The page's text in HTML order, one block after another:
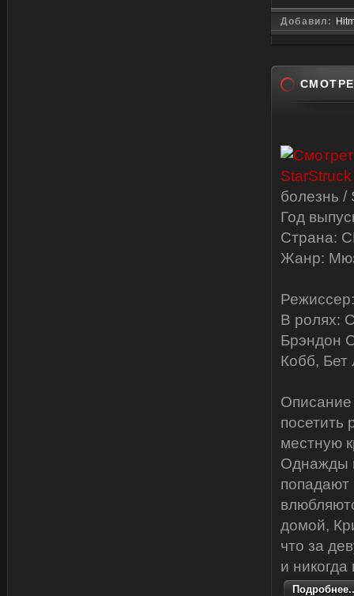
Добавил:
болезнь /
Год
Страна:
Жанр:
В ролях:
Брэндон
Кобб,
посетить
местную
Однажды
домой,
что за
и